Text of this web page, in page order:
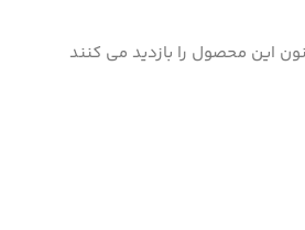
این محصول را بازدید می کنند